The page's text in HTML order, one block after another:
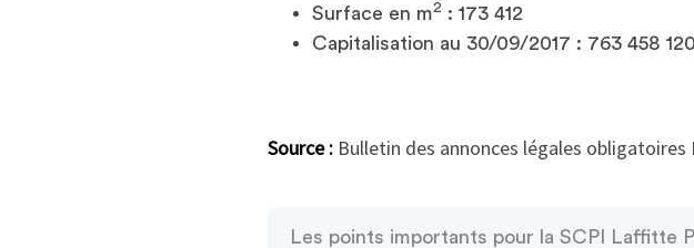
Surface en m2 : 173 412
Capitalisation au 30/09/2017 : 763 458
Source : Bulletin des annonces légales obligatoires
Les points importants pour la SCPI Laffitte